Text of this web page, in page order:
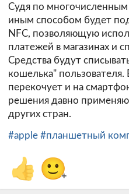
Судя по многочисленным
иным способом будет
NFC, позволяющую
платежей в магазинах и
Средства будут
кошелька"
перекочует и на
решения давно
других стран.
#apple #планшетный
👍 🙂+